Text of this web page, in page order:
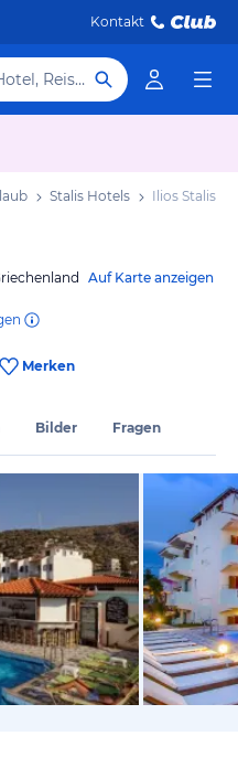
Kontakt
Hotel, Reiseziel
Stalis Hotels Ilios Stalis
Auf Karte anzeigen
Merken
Bilder Fragen
vom